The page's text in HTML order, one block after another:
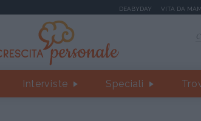
DEABYDAY VITA DA
Interviste Speciali